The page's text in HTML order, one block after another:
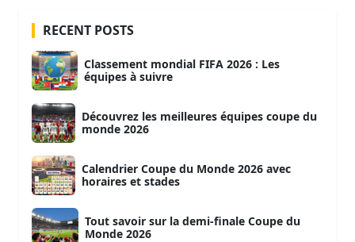
RECENT POSTS
Classement mondial FIFA 2026 : Les
équipes à suivre
Découvrez les meilleures équipes coupe du
monde 2026
Calendrier Coupe du Monde 2026 avec
horaires et stades
Tout savoir sur la demi-finale Coupe du
Monde 2026